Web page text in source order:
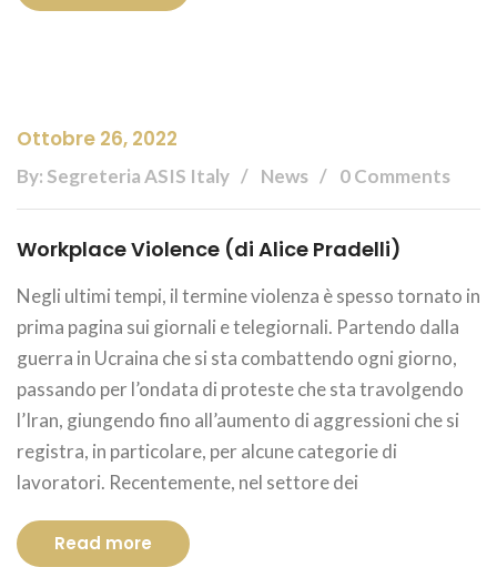
Ottobre 26, 2022
By: Segreteria ASIS Italy News 0 Comments
Workplace Violence (di Alice Pradelli)
Negli ultimi tempi, il termine violenza è spesso tornato in
prima pagina sui giornali e telegiornali. Partendo dalla
guerra in Ucraina che si sta combattendo ogni giorno,
passando per l’ondata di proteste che sta travolgendo
l’Iran, giungendo fino all’aumento di aggressioni che si
registra, in particolare, per alcune categorie di
lavoratori. Recentemente, nel settore dei
Read more